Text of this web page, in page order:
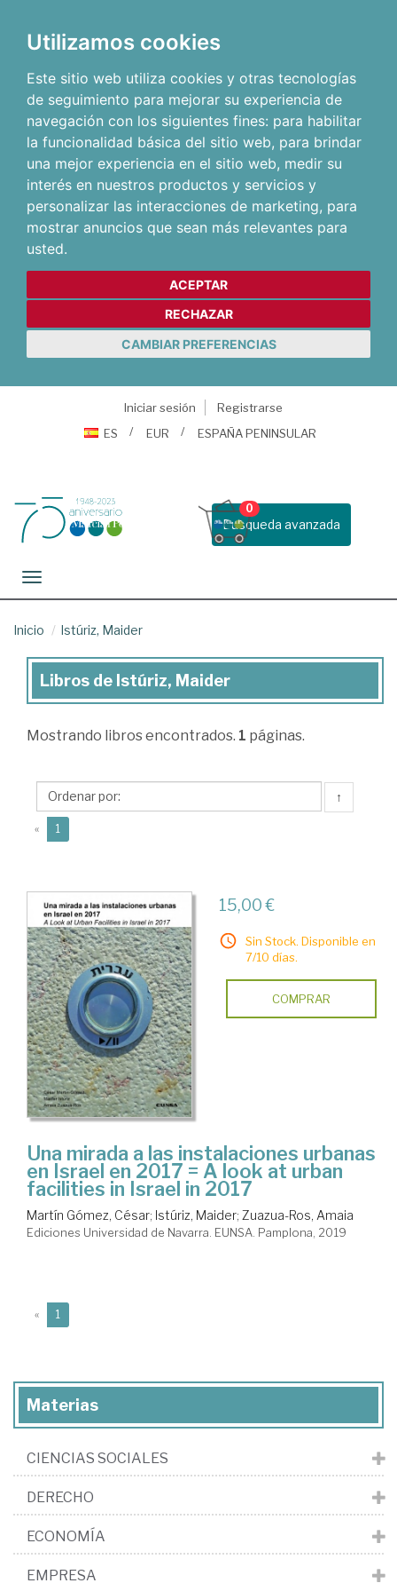
Utilizamos cookies
Este sitio web utiliza cookies y otras tecnologías
de seguimiento para mejorar su experiencia de
navegación con los siguientes fines: para habilitar
la funcionalidad básica del sitio web, para brindar
una mejor experiencia en el sitio web, medir su
interés en nuestros productos y servicios y
personalizar las interacciones de marketing, para
mostrar anuncios que sean más relevantes para
usted.
ACEPTAR
RECHAZAR
CAMBIAR PREFERENCIAS
Iniciar sesión
Registrarse
ES
EUR ESPAÑA PENINSULAR
Busqueda avanzada
0
Toggle navigation
Inicio Istúriz, Maider
Libros
Istúriz,
Libros de Istúriz, Maider
Mostrando libros encontrados. 1 páginas.
↑
« 1
15,00 €
Sin Stock. Disponible en
7/10 días.
COMPRAR
Una mirada a las instalaciones urbanas
en Israel en 2017 = A look at urban
facilities in Israel in 2017
Martín Gómez, César; Istúriz, Maider; Zuazua-Ros, Amaia
Ediciones Universidad de Navarra. EUNSA. Pamplona, 2019
« 1
Materias
CIENCIAS SOCIALES
DERECHO
ECONOMÍA
EMPRESA